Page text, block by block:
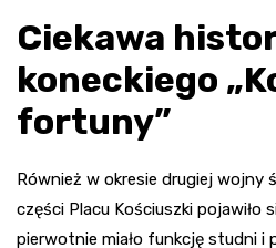
Ciekawa
koneckiego
fortuny”
Również w okresie drugiej
części Placu Kościuszki pojawiło
pierwotnie miało funkcję studni i